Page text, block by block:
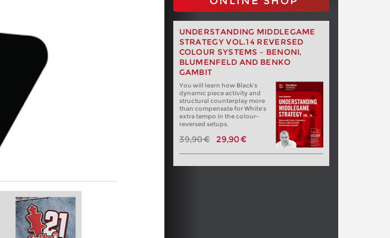
UNDERSTANDING MIDDLEGAME
STRATEGY VOL.14 REVERSED
COLOUR SYSTEMS – BENONI,
BLUMENFELD AND BENKO
GAMBIT
You will learn how Black's
dynamic piece activity and
structural counterplay more
than compensate for White's
extra tempo in the colour-
reversed setups.
39,90 € 29,90 €